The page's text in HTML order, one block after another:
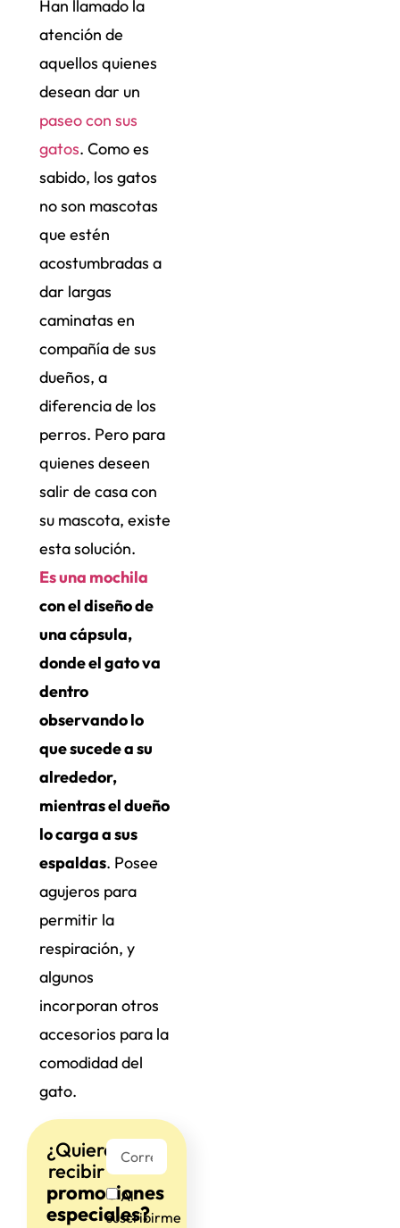
Han llamado la
atención de
aquellos quienes
desean dar un
paseo con sus
gatos. Como es
sabido, los gatos
no son mascotas
que estén
acostumbradas a
dar largas
caminatas en
compañía de sus
dueños, a
diferencia de los
perros. Pero para
quienes deseen
salir de casa con
su mascota, existe
esta solución.
Es una mochila
con el diseño de
una cápsula,
donde el gato va
dentro
observando lo
que sucede a su
alrededor,
mientras el dueño
lo carga a sus
espaldas. Posee
agujeros para
permitir la
respiración, y
algunos
incorporan otros
accesorios para la
comodidad del
gato.
¿Quieres
recibir
promociones
especiales?
Al
suscribirme